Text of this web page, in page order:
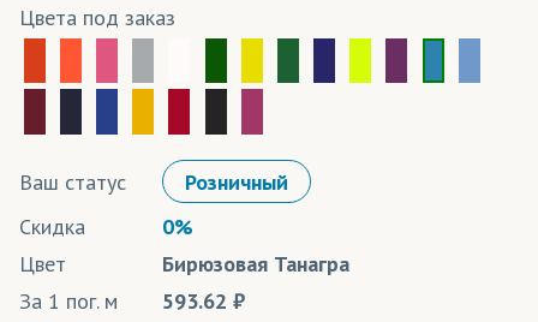
Цвета под заказ
Ваш статус
Розничный
Скидка
0%
Цвет
Бирюзовая Танагра
За 1 пог. м
593.62